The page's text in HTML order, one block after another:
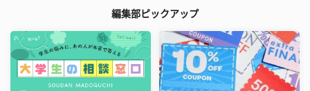
編集部ピックアップ